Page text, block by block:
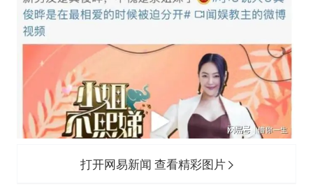
打开网易新闻 查看精彩图片